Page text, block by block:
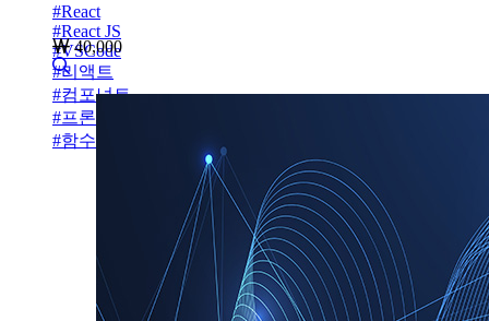
#React
#React JS
#VSCode
#리액트
#컴포넌트
#프론트엔드
#함수형 컴포넌트
40,000